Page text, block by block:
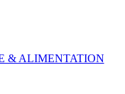
& ALIMENTATION